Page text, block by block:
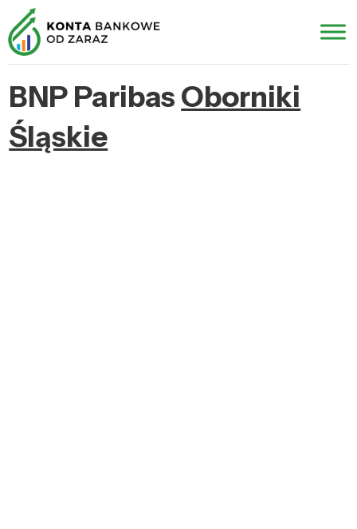
BNP Paribas Oborniki
Śląskie